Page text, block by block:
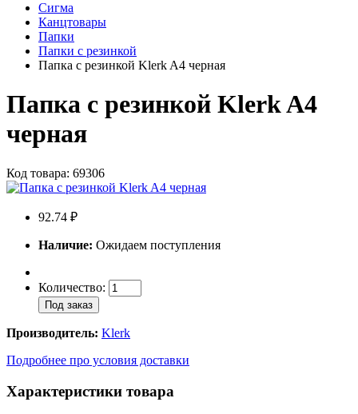
Сигма
Канцтовары
Папки
Папки с резинкой
Папка с резинкой Klerk A4 черная
Папка с резинкой Klerk A4
черная
Код товара: 69306
92.74 ₽
Наличие: Ожидаем поступления
Количество:
Под заказ
Производитель: Klerk
Подробнее про условия доставки
Характеристики товара